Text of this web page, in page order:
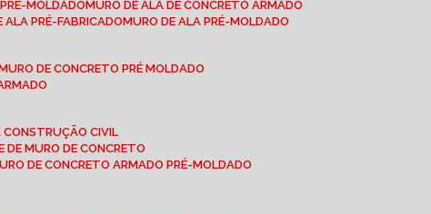
MOLDADO
MURO DE ALA DE CONCRETO ARMADO
ALA PRÉ-FABRICADO
MURO DE ALA PRÉ-MOLDADO
MURO DE CONCRETO PRÉ MOLDADO
CONSTRUÇÃO CIVIL
DE MURO DE CONCRETO
MURO DE CONCRETO ARMADO PRÉ-MOLDADO